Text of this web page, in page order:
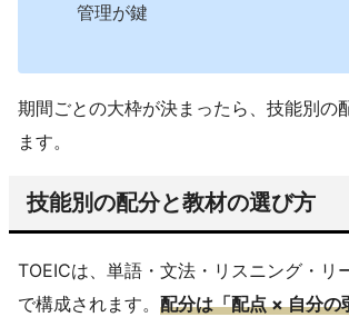
管理が鍵
期間ごとの大枠が決まったら、技能別の
ます。
技能別の配分と教材の選び方
TOEICは、単語・文法・リスニング・リ
で構成されます。 配分は「配点 × 自分の